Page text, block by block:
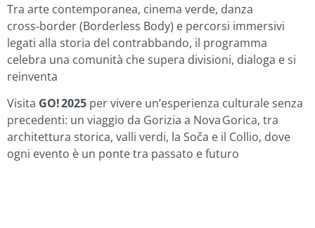
Tra arte contemporanea, cinema verde, danza
cross‑border (Borderless Body) e percorsi immersivi
legati alla storia del contrabbando, il programma
celebra una comunità che supera divisioni, dialoga e si
reinventa
Visita GO! 2025 per vivere un’esperienza culturale senza
precedenti: un viaggio da Gorizia a Nova Gorica, tra
architettura storica, valli verdi, la Soča e il Collio, dove
ogni evento è un ponte tra passato e futuro